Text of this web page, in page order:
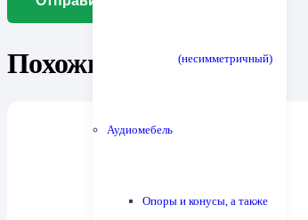
(несимметричный)
Аудиомебель
Опоры и конусы, а также
Похожие товары